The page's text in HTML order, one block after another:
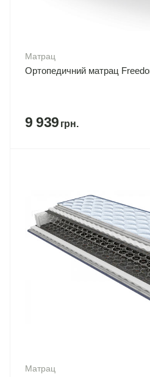
Матрац
Ортопедичний матрац
9 939
Матрац